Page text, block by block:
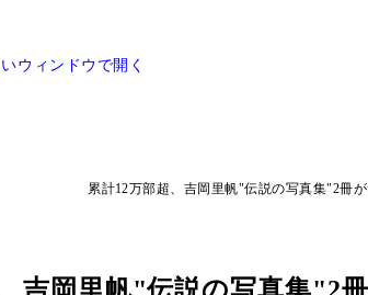
ウィンドウで開く
累計12万部超、吉岡里帆"伝説の写真集"2冊
吉岡里帆"伝説の写真集"2